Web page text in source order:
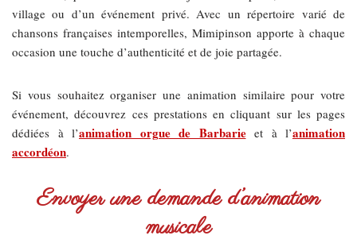
village ou d’un événement privé. Avec un répertoire varié de
chansons françaises intemporelles, Mimipinson apporte à chaque
occasion une touche d’authenticité et de joie partagée.
Si vous souhaitez organiser une animation similaire pour votre
événement, découvrez ces prestations en cliquant sur les pages
dédiées à l’animation orgue de Barbarieet à l’animation
accordéon.
Envoyer une demande d’animation
musicale